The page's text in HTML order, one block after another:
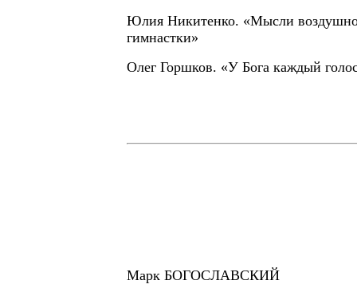
Юлия Никитенко. «Мысли
гимнастки»
Олег Горшков. «У Бога каждый
Марк БОГОСЛАВСКИЙ